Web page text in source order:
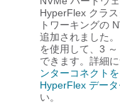
HyperFlex クラ
トワーキングの
追加されました
を使用して、3
できます。詳細
ンターコネクト
HyperFlex デー
い。